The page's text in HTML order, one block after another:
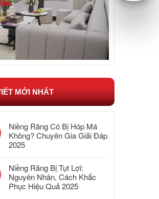
MỚI NHẤT
Niềng Răng Có Bị Hóp Má
Không? Chuyên Gia Giải Đáp
2025
Niềng Răng Bị Tụt Lợi:
Nguyên Nhân, Cách Khắc
Phục Hiệu Quả 2025